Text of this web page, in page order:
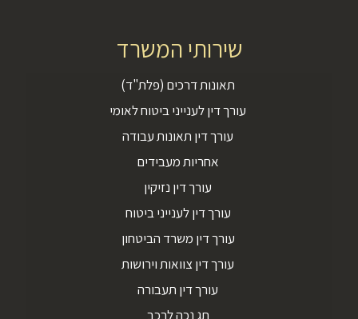
שירותי המשרד
תאונות דרכים (פלת"ד)
עורך דין לענייני ביטוח לאומי
עורך דין תאונות עבודה
אחריות מעבידים
עורך דין נזיקין
עורך דין לענייני ביטוח
עורך דין משרד הביטחון
עורך דין צוואות וירושות
עורך דין תעבורה
תג נכה לרכב